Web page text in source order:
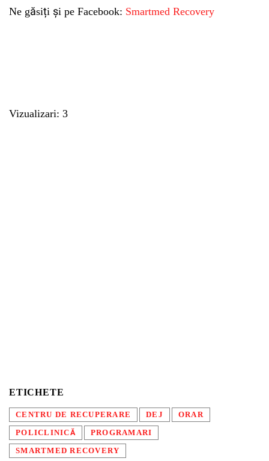
Ne găsiți și pe Facebook: Smartmed Recovery
Vizualizari: 3
ETICHETE
CENTRU DE RECUPERARE DEJ ORAR
POLICLINICĂ PROGRAMARI
SMARTMED RECOVERY